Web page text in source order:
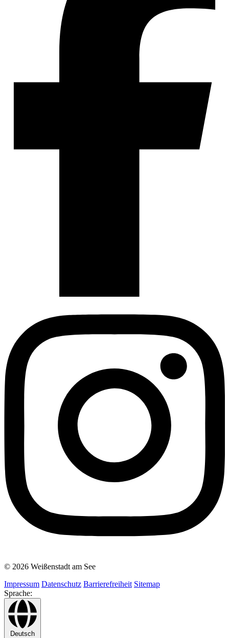
© 2026 Weißenstadt am See
Impressum Datenschutz Barrierefreiheit Sitemap
Sprache:
Deutsch